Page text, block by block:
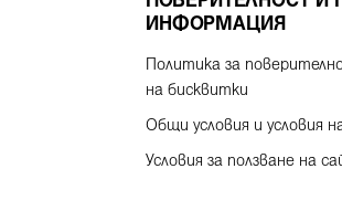
ИНФОРМАЦИЯ
Политика за
на бисквитки
Общи условия и условия
Условия за ползване на